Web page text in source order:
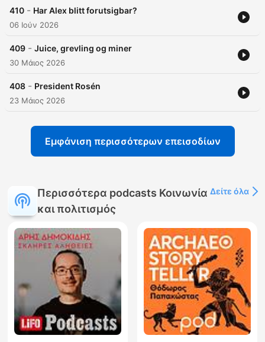
410 - Har Alex blitt forutsigbar?
06 Ιούν 2026
409 - Juice, grevling og miner
30 Μάιος 2026
408 - President Rosén
23 Μάιος 2026
Εμφάνιση περισσότερων επεισοδίων
Περισσότερα podcasts Κοινωνία
και πολιτισμός
Δείτε όλα